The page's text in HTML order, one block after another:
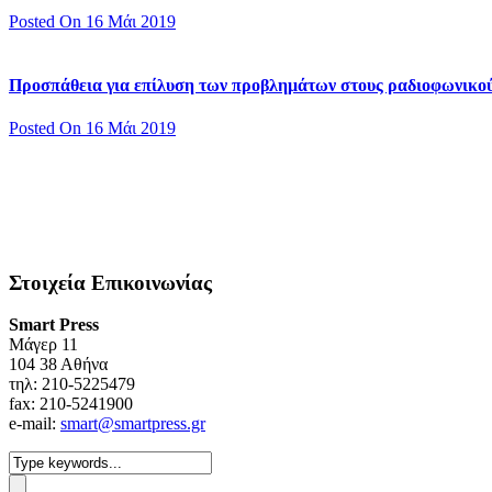
Posted On 16 Μάι 2019
Προσπάθεια για επίλυση των προβλημάτων στους
Posted On 16 Μάι 2019
Στοιχεία Επικοινωνίας
Smart Press
Mάγερ 11
104 38 Αθήνα
τηλ: 210-5225479
fax: 210-5241900
e-mail: smart@smartpress.gr